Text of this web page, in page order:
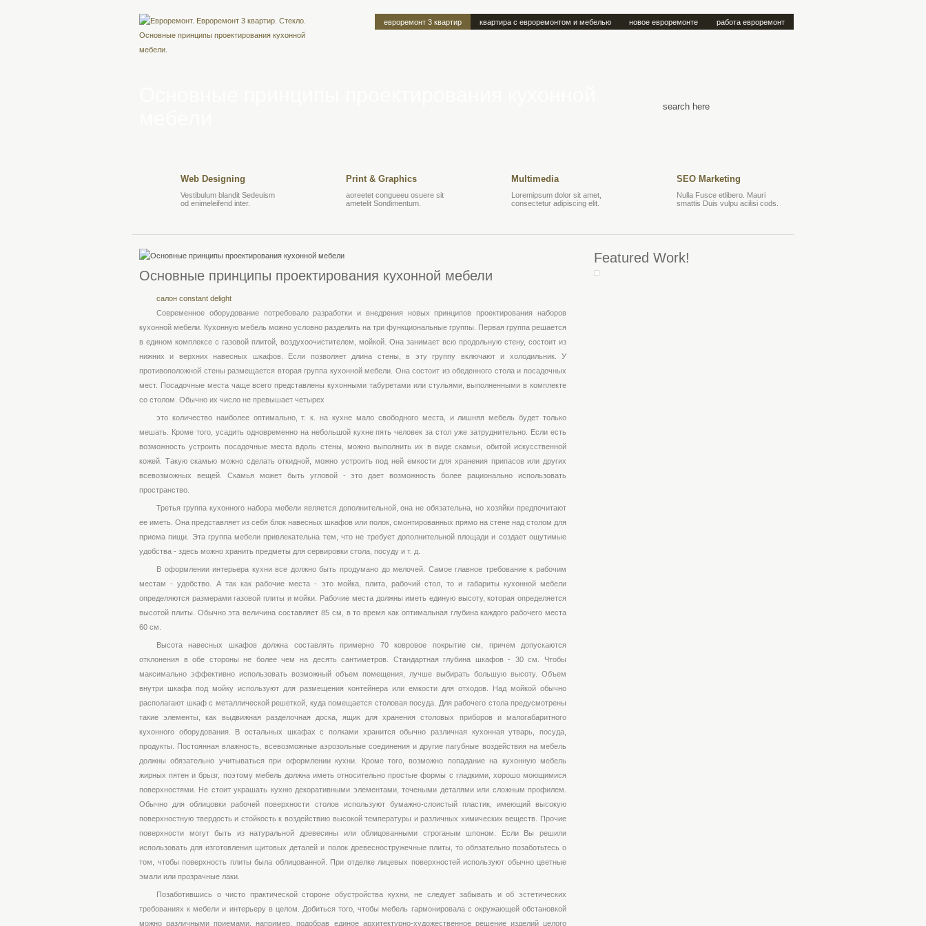
евроремонт 3 квартир квартира с евроремонтом и мебелью новое евроремонте работа евроремонт
Web Designing
Vestibulum blandit Sedeuism
od enimeleifend inter.
Print & Graphics
aoreetet congueeu osuere sit
ametelit Sondimentum.
Multimedia
Loremipsum dolor sit amet,
consectetur adipiscing elit.
SEO Marketing
Nulla Fusce etlibero. Mauri
smattis Duis vulpu acilisi cods.
Основные принципы проектирования кухонной мебели
салон constant delight
Современное оборудование потребовало разработки и внедрения новых принципов проектирования наборов
кухонной мебели. Кухонную мебель можно условно разделить на три функциональные группы. Первая группа решается
в едином комплексе с газовой плитой, воздухоочистителем, мойкой. Она занимает всю продольную стену, состоит из
нижних и верхних навесных шкафов. Если позволяет длина стены, в эту группу включают и холодильник. У
противоположной стены размещается вторая группа кухонной мебели. Она состоит из обеденного стола и посадочных
мест. Посадочные места чаще всего представлены кухонными табуретами или стульями, выполненными в комплекте
со столом. Обычно их число не превышает четырех
это количество наиболее оптимально, т. к. на кухне мало свободного места, и лишняя мебель будет только
мешать. Кроме того, усадить одновременно на небольшой кухне пять человек за стол уже затруднительно. Если есть
возможность устроить посадочные места вдоль стены, можно выполнить их в виде скамьи, обитой искусственной
кожей. Такую скамью можно сделать откидной, можно устроить под ней емкости для хранения припасов или других
всевозможных вещей. Скамья может быть угловой - это дает возможность более рационально использовать
пространство.
Третья группа кухонного набора мебели является дополнительной, она не обязательна, но хозяйки предпочитают
ее иметь. Она представляет из себя блок навесных шкафов или полок, смонтированных прямо на стене над столом для
приема пищи. Эта группа мебели привлекательна тем, что не требует дополнительной площади и создает ощутимые
удобства - здесь можно хранить предметы для сервировки стола, посуду и т. д.
В оформлении интерьера кухни все должно быть продумано до мелочей. Самое главное требование к рабочим
местам - удобство. А так как рабочие места - это мойка, плита, рабочий стол, то и габариты кухонной мебели
определяются размерами газовой плиты и мойки. Рабочие места должны иметь единую высоту, которая определяется
высотой плиты. Обычно эта величина составляет 85 см, в то время как оптимальная глубина каждого рабочего места
60 см.
Высота навесных шкафов должна составлять примерно 70 ковровое покрытие см, причем допускаются
отклонения в обе стороны не более чем на десять сантиметров. Стандартная глубина шкафов - 30 см. Чтобы
максимально эффективно использовать возможный объем помещения, лучше выбирать большую высоту. Объем
внутри шкафа под мойку используют для размещения контейнера или емкости для отходов. Над мойкой обычно
располагают шкаф с металлической решеткой, куда помещается столовая посуда. Для рабочего стола предусмотрены
такие элементы, как выдвижная разделочная доска, ящик для хранения столовых приборов и малогабаритного
кухонного оборудования. В остальных шкафах с полками хранится обычно различная кухонная утварь, посуда,
продукты. Постоянная влажность, всевозможные аэрозольные соединения и другие пагубные воздействия на мебель
должны обязательно учитываться при оформлении кухни. Кроме того, возможно попадание на кухонную мебель
жирных пятен и брызг, поэтому мебель должна иметь относительно простые формы с гладкими, хорошо моющимися
поверхностями. Не стоит украшать кухню декоративными элементами, точеными деталями или сложным профилем.
Обычно для облицовки рабочей поверхности столов используют бумажно-слоистый пластик, имеющий высокую
поверхностную твердость и стойкость к воздействию высокой температуры и различных химических веществ. Прочие
поверхности могут быть из натуральной древесины или облицованными строганым шпоном. Если Вы решили
использовать для изготовления щитовых деталей и полок древесностружечные плиты, то обязательно позаботьтесь о
том, чтобы поверхность плиты была облицованной. При отделке лицевых поверхностей используют обычно цветные
эмали или прозрачные лаки.
Позаботившись о чисто практической стороне обустройства кухни, не следует забывать и об эстетических
требованиях к мебели и интерьеру в целом. Добиться того, чтобы мебель гармонировала с окружающей обстановкой
можно различными приемами, например, подобрав единое архитектурно-художественное решение изделий целого
Featured Work!